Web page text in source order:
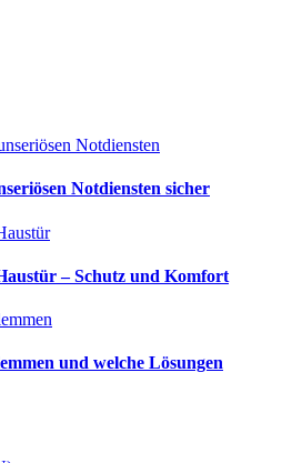
Notdiensten sicher
– Schutz und Komfort
und welche Lösungen